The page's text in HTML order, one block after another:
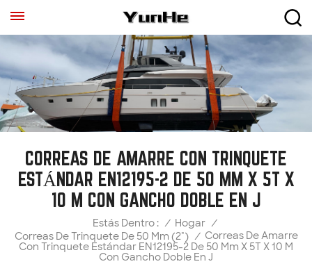
CORREAS DE AMARRE CON TRINQUETE
ESTÁNDAR EN12195-2 DE 50 MM X 5T X
10 M CON GANCHO DOBLE EN J
Estás Dentro : / Hogar /
Correas De Trinquete De 50 Mm (2") / Correas De Amarre
Con Trinquete Estándar EN12195-2 De 50 Mm X 5T X 10 M
Con Gancho Doble En J